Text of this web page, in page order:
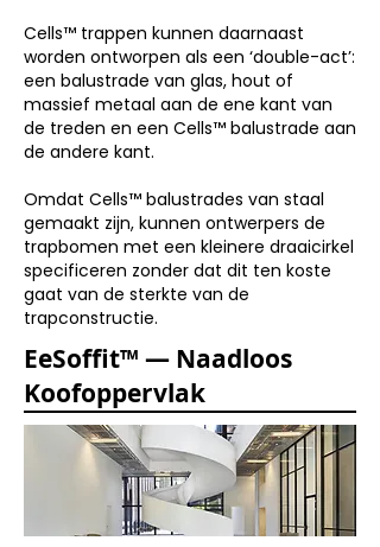
Cells™ trappen kunnen daarnaast
worden ontworpen als een ‘double-act’:
een balustrade van glas, hout of
massief metaal aan de ene kant van
de treden en een Cells™ balustrade aan
de andere kant.
Omdat Cells™ balustrades van staal
gemaakt zijn, kunnen ontwerpers de
trapbomen met een kleinere draaicirkel
specificeren zonder dat dit ten koste
gaat van de sterkte van de
trapconstructie.
EeSoffit™ — Naadloos
Koofoppervlak